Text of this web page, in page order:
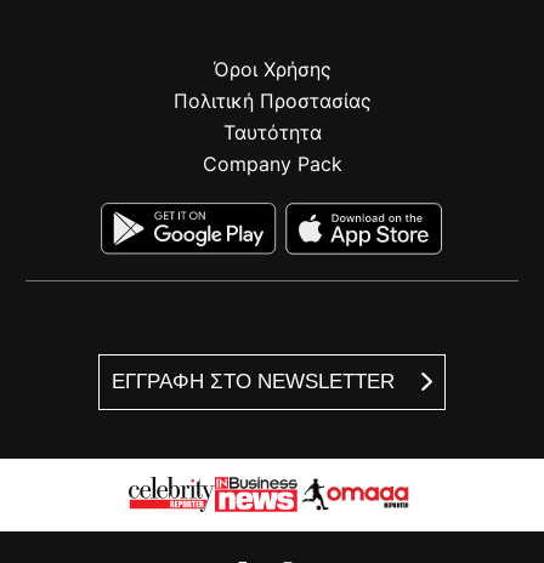
ΕΓΓΡΑΦΗ ΣΤΟ NEWSLETTER
Όροι Χρήσης
Πολιτική Προστασίας
Ταυτότητα
Company Pack